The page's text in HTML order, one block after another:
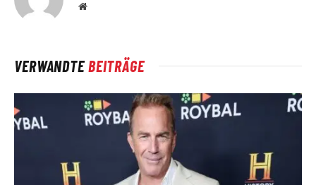
Website
VERWANDTEBEITRÄGE